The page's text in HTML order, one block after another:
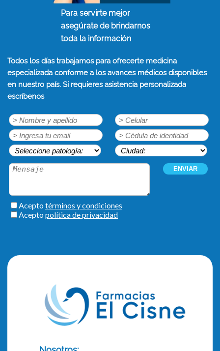
Para servirte mejor
asegúrate de brindarnos
toda la información
Todos los días trabajamos para ofrecerte medicina
especializada conforme a los avances médicos disponibles
en nuestro país. Si requieres asistencia personalizada
escríbenos